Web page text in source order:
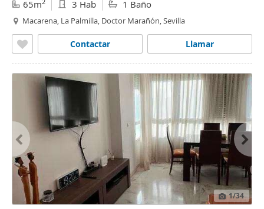
65m 3 Hab 1 Baño
Macarena, La Palmilla, Doctor Marañón, Sevilla
Llamar
Contactar
1/34